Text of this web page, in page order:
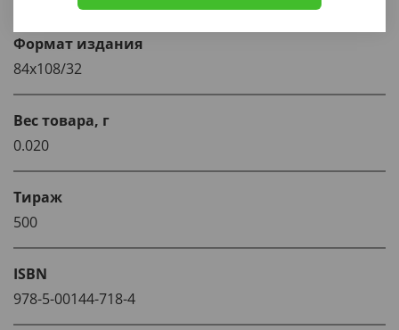
Формат издания
84x108/32
Вес товара, г
0.020
Тираж
500
ISBN
978-5-00144-718-4